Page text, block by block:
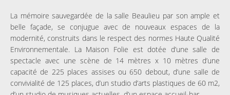
La mémoire sauvegardée de la salle Beaulieu par son ample et
belle façade, se conjugue avec de nouveaux espaces de la
modernité, construits dans le respect des normes Haute Qualité
Environnementale. La Maison Folie est dotée d’une salle de
spectacle avec une scène de 14 mètres x 10 mètres d’une
capacité de 225 places assises ou 650 debout, d’une salle de
convivialité de 125 places, d’un studio d’arts plastiques de 60 m2,